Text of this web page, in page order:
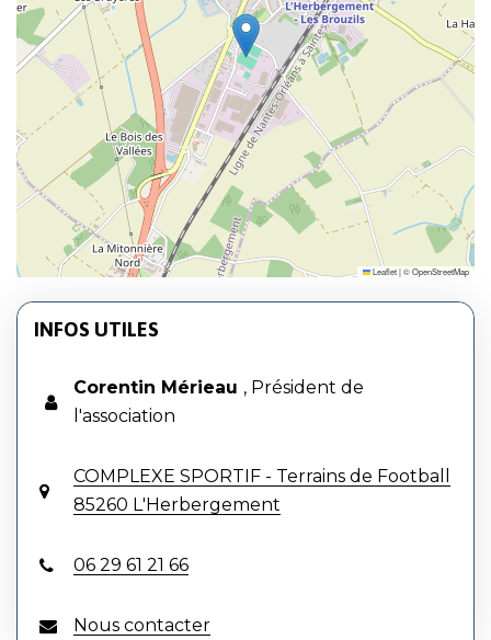
Leaflet|©OpenStreetMap
INFOS UTILES
Corentin Mérieau , Président de
l'association
COMPLEXE SPORTIF - Terrains de Football
85260 L'Herbergement
06 29 61 21 66
Nous contacter